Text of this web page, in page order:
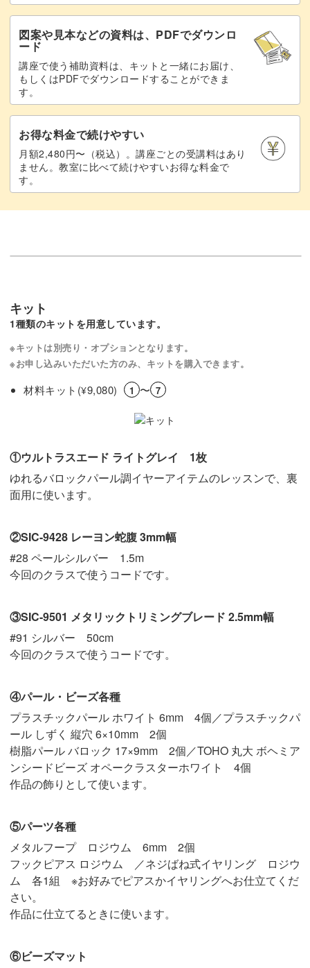
図案や見本などの資料は、PDFでダウンロ
ード
講座で使う補助資料は、キットと一緒にお届け、
もしくはPDFでダウンロードすることができま
す。
お得な料金で続けやすい
月額2,480円〜（税込）。講座ごとの受講料はあり
ません。教室に比べて続けやすいお得な料金で
す。
キット
1種類のキットを用意しています。
※キットは別売り・オプションとなります。
※お申し込みいただいた方のみ、キットを購入できます。
材料キット(¥9,080) 1 〜 7
①ウルトラスエード ライトグレイ 1枚
ゆれるバロックパール調イヤーアイテムのレッスンで、裏
面用に使います。
②SIC-9428 レーヨン蛇腹 3mm幅
#28 ペールシルバー 1.5m
今回のクラスで使うコードです。
③SIC-9501 メタリックトリミングブレード 2.5mm幅
#91 シルバー 50cm
今回のクラスで使うコードです。
④パール・ビーズ各種
プラスチックパール ホワイト 6mm 4個／プラスチックパ
ール しずく 縦穴 6×10mm 2個
樹脂パール バロック 17×9mm 2個／TOHO 丸大 ボヘミア
ンシードビーズ オペークラスターホワイト 4個
作品の飾りとして使います。
⑤パーツ各種
メタルフープ ロジウム 6mm 2個
フックピアス ロジウム ／ネジばね式イヤリング ロジウ
ム 各1組 ※お好みでピアスかイヤリングへお仕立てくだ
さい。
作品に仕立てるときに使います。
⑥ビーズマット